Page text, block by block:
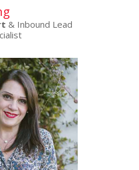
& Inbound Lead